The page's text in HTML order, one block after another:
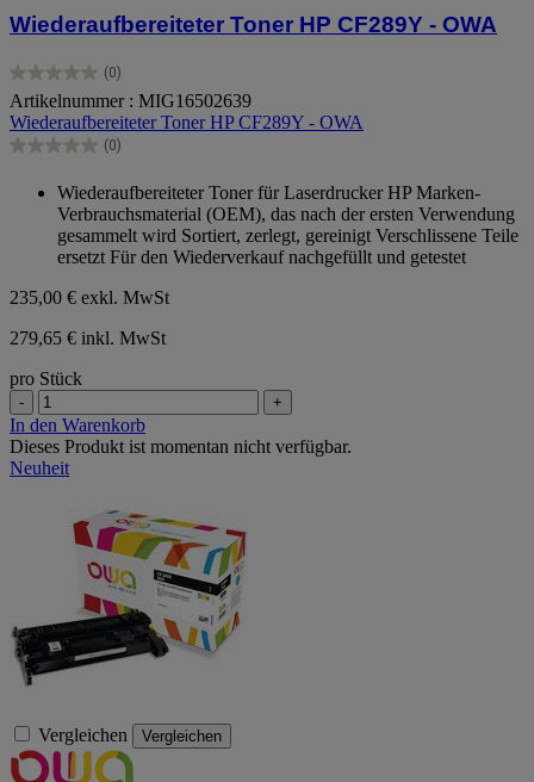
Wiederaufbereiteter Toner HP CF289Y - OWA
(0)
0.0
von
5
Sternen.
Artikelnummer : MIG16502639
Wiederaufbereiteter Toner HP CF289Y - OWA
(0)
0.0
Sternen.
Wiederaufbereiteter Toner für Laserdrucker HP Marken-
Verbrauchsmaterial (OEM), das nach der ersten Verwendung
gesammelt wird Sortiert, zerlegt, gereinigt Verschlissene Teile
ersetzt Für den Wiederverkauf nachgefüllt und getestet
235,00 € exkl. MwSt
279,65 € inkl. MwSt
pro Stück
- +
In den Warenkorb
Dieses Produkt ist momentan nicht verfügbar.
Neuheit
Vergleichen Vergleichen